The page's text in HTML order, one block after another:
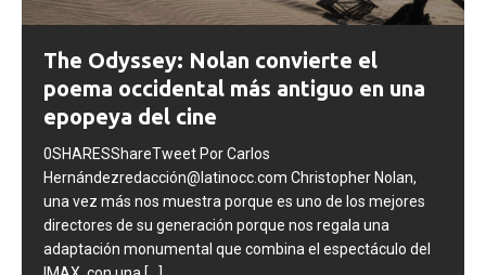
The Odyssey: Nolan convierte el
poema occidental más antiguo en una
epopeya del cine
0SHARESShareTweet Por Carlos
Hernándezredacción@latinocc.com Christopher Nolan,
una vez más nos muestra porque es uno de los mejores
directores de su generación porque nos regala una
adaptación monumental que combina el espectáculo del